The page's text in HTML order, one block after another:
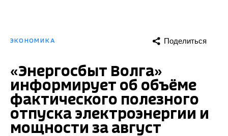
ЭКОНОМИКА Поделиться
«Энергосбыт Волга»
информирует об объёме
фактического полезного
отпуска электроэнергии и
мощности за август